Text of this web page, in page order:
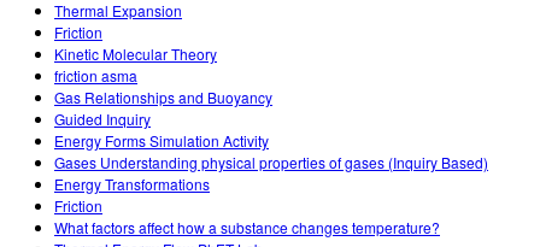
Thermal Expansion
Friction
Kinetic Molecular Theory
friction asma
Gas Relationships and Buoyancy
Guided Inquiry
Energy Forms Simulation Activity
Gases Understanding physical properties of gases (Inquiry Based)
Energy Transformations
Friction
What factors affect how a substance changes temperature?